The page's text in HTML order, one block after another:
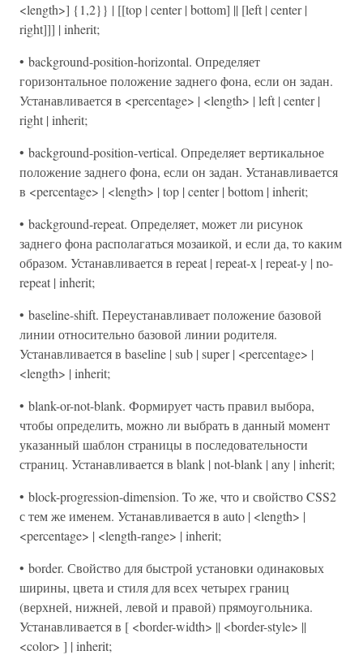
<length>] {1,2}} | [[top | center | bottom] || [left | center |
right]]] | inherit;
• background-position-horizontal. Определяет
горизонтальное положение заднего фона, если он задан.
Устанавливается в <percentage> | <length> | left | center |
right | inherit;
• background-position-vertical. Определяет вертикальное
положение заднего фона, если он задан. Устанавливается
в <percentage> | <length> | top | center | bottom | inherit;
• background-repeat. Определяет, может ли рисунок
заднего фона располагаться мозаикой, и если да, то каким
образом. Устанавливается в repeat | repeat-x | repeat-y | no-
repeat | inherit;
• baseline-shift. Переустанавливает положение базовой
линии относительно базовой линии родителя.
Устанавливается в baseline | sub | super | <percentage> |
<length> | inherit;
• blank-or-not-blank. Формирует часть правил выбора,
чтобы определить, можно ли выбрать в данный момент
указанный шаблон страницы в последовательности
страниц. Устанавливается в blank | not-blank | any | inherit;
• block-progression-dimension. To же, что и свойство CSS2
с тем же именем. Устанавливается в auto | <length> |
<percentage> | <length-range> | inherit;
• border. Свойство для быстрой установки одинаковых
ширины, цвета и стиля для всех четырех границ
(верхней, нижней, левой и правой) прямоугольника.
Устанавливается в [ <border-width> || <border-style> ||
<color> ] | inherit;